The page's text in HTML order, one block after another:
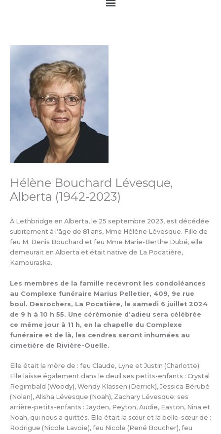
Hélène Bouchard Lévesque,
Alberta (1942-2023)
À Lethbridge en Alberta, le 25 septembre 2023, est décédée
subitement à l’âge de 81 ans, Mme Hélène Lévesque. Fille de
feu M. Denis Bouchard et feu Mme Marie-Berthe Dubé, elle
demeurait en Alberta et était native de La Pocatière,
Kamouraska.
Les membres de la famille recevront les condoléances
au Complexe funéraire Marius Pelletier, 409, 9e rue
boul. Desrochers, La Pocatière, le samedi 6 juillet 2024
de 9 h à 10 h 55. Une cérémonie d’adieu sera célébrée
ce même jour à 11 h, en la chapelle du Complexe
funéraire et de là, les cendres seront inhumées au
cimetière de Rivière-Ouelle.
Elle était la mère de : feu Claude, Lyne et Justin (Charlotte).
Elle laisse également dans le deuil ses petits-enfants : Crystal
Regimbald (Woody), Wendy Klassen (Derrick), Jessica Bérubé
(Nolan), Alisha Lévesque (Noah), Zachary Lévesque; ses
arrière-petits-enfants : Jayden, Peyton, Audie, Easton, Nina et
Noah, qui nous a quittés. Elle était la sœur et la belle-sœur de :
Rodrigue (Nicole Lavoie), feu Nicole (René Boucher), feu